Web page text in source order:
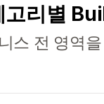
고리별
스 전 영역